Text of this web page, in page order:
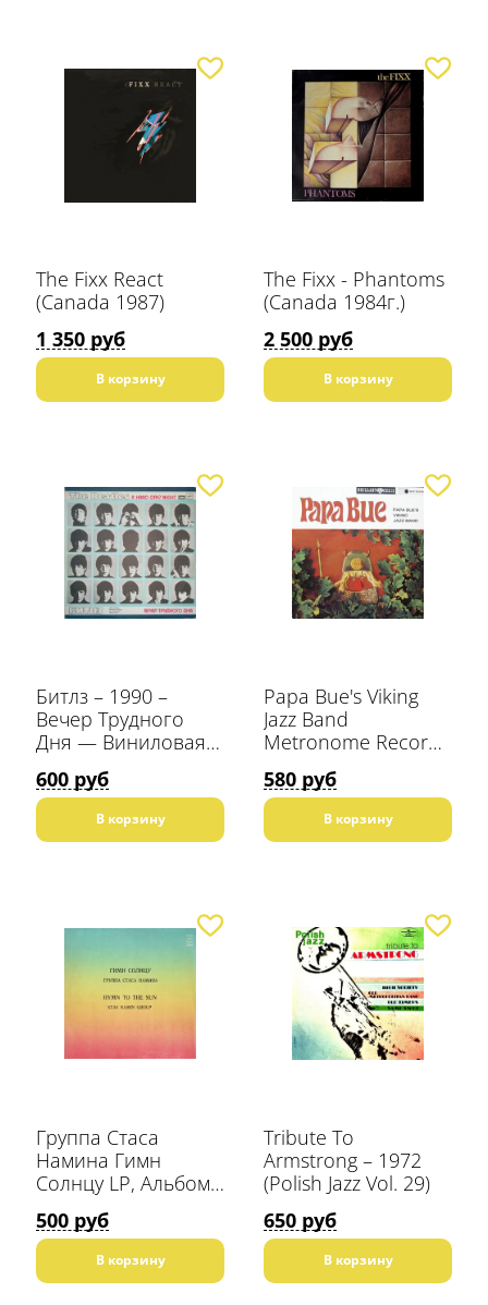
The Fixx React
(Canada 1987)
В корзину
1 350 руб
The Fixx - Phantoms
(Canada 1984г.)
В корзину
2 500 руб
Битлз – 1990 –
Вечер Трудного
Дня — Виниловая
пластинка Мелодия
В корзину
600 руб
Papa Bue's Viking
Jazz Band
Metronome Records
GmbH Германия
В корзину
580 руб
Группа Стаса
Намина Гимн
Солнцу LP, Альбом,
Мелодия
В корзину
500 руб
Tribute To
Armstrong – 1972
(Polish Jazz Vol. 29)
В корзину
650 руб